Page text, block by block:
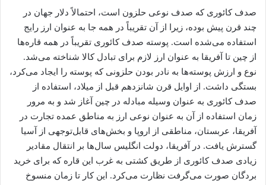
صدف کائوری که صدف نوعی حلزون است، احتمالاً دلار جهان در
چند قرن پیش بوده، زیرا از آن تقریباً در همه جا به عنوان ارز رایج
استفاده می‌شده است. پوسته صدف کائوری تقریباً در همه قاره‌ها
از چین تا آفریقا به عنوان ارز لازم برای تبادل کالا شناخته می‌شد.
نوع و ارزش پوسته‌ها به نادر بودن حلزونی که پوسته را ایجاد می‌کرد،
بستگی داشت. از اوایل قرن شانزدهم قبل از میلاد، استفاده از
صدف کائوری به عنوان وسیله مبادله در چین آغاز شد و به مرور
زمان استفاده از آن به عنوان نوعی ارز به مناطق عمده تجارت در
آفریقا، عربستان، مناطقی از اروپا و بخش‌های قابل‌توجهی از آسیا
گسترش یافت. در آفریقا، دولت انگلیس سال‌ها بر انتقال مقادیر
زیادی صدف کائوری از طریق کشتی به غرب این قاره که برای خرید
بردگان صورت می‌گرفت نظارت می‌کرد. این کار تا زمان منسوخ